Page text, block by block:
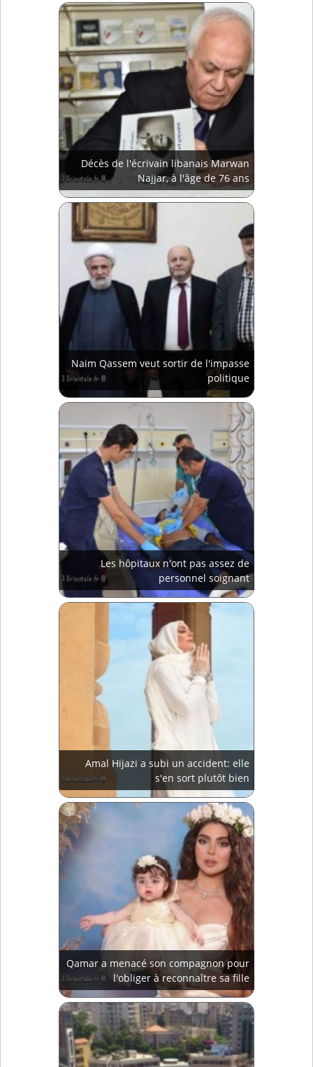
Décès de l'écrivain libanais Marwan
Najjar, à l'âge de 76 ans
Naim Qassem veut sortir de l'impasse
politique
Les hôpitaux n'ont pas assez de
personnel soignant
Amal Hijazi a subi un accident: elle
s'en sort plutôt bien
Qamar a menacé son compagnon pour
l'obliger à reconnaître sa fille